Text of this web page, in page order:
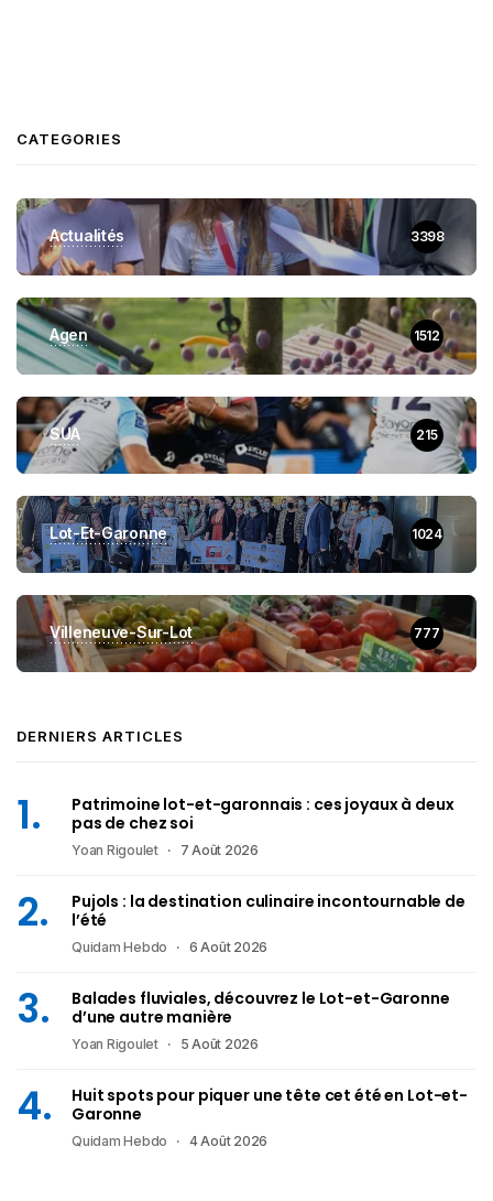
CATEGORIES
Actualités 3398
Agen 1512
SUA 215
Lot-Et-Garonne 1024
Villeneuve-Sur-Lot 777
DERNIERS ARTICLES
Patrimoine lot-et-garonnais : ces joyaux à deux
pas de chez soi
Yoan Rigoulet 7 Août 2026
Pujols : la destination culinaire incontournable de
l’été
Quidam Hebdo 6 Août 2026
Balades fluviales, découvrez le Lot-et-Garonne
d’une autre manière
Yoan Rigoulet 5 Août 2026
Huit spots pour piquer une tête cet été en Lot-et-
Garonne
Quidam Hebdo 4 Août 2026